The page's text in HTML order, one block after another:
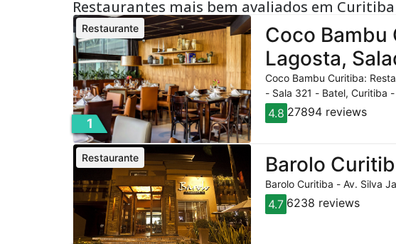
Restaurantes mais bem avaliados em Curitiba
1
Coco Bambu
Lagosta,
Restaurante
Coco Bambu Curitiba:
- Sala 321 - Batel, Curitiba
4.8 27894 reviews
Barolo
Restaurante
Barolo Curitiba - Av. Silva
4.7 6238 reviews